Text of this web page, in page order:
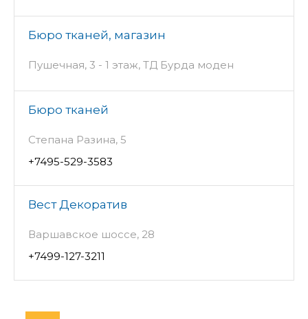
Бюро тканей, магазин
Пушечная, 3 - 1 этаж, ТД Бурда моден
Бюро тканей
Степана Разина, 5
+7495-529-3583
Вест Декоратив
Варшавское шоссе, 28
+7499-127-3211